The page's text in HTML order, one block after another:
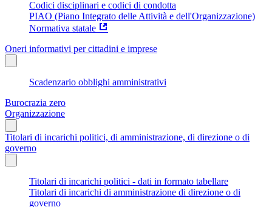
Codici disciplinari e codici di condotta
PIAO (Piano Integrato delle Attività e dell'Organizzazione)
Normativa statale
Oneri informativi per cittadini e imprese
Scadenzario obblighi amministrativi
Burocrazia zero
Organizzazione
Titolari di incarichi politici, di amministrazione, di direzione o di
governo
Titolari di incarichi politici - dati in formato tabellare
Titolari di incarichi di amministrazione di direzione o di
governo